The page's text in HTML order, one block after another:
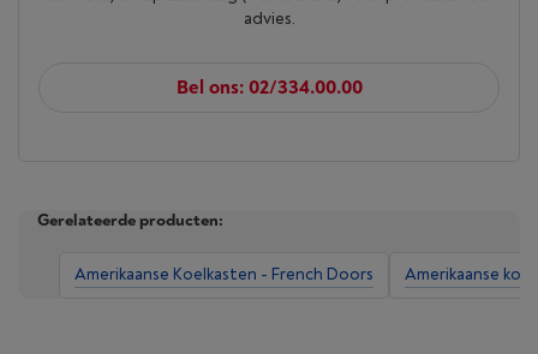
advies.
Bel ons: 02/334.00.00
Gerelateerde producten:
Amerikaanse Koelkasten - French Doors Amerikaanse